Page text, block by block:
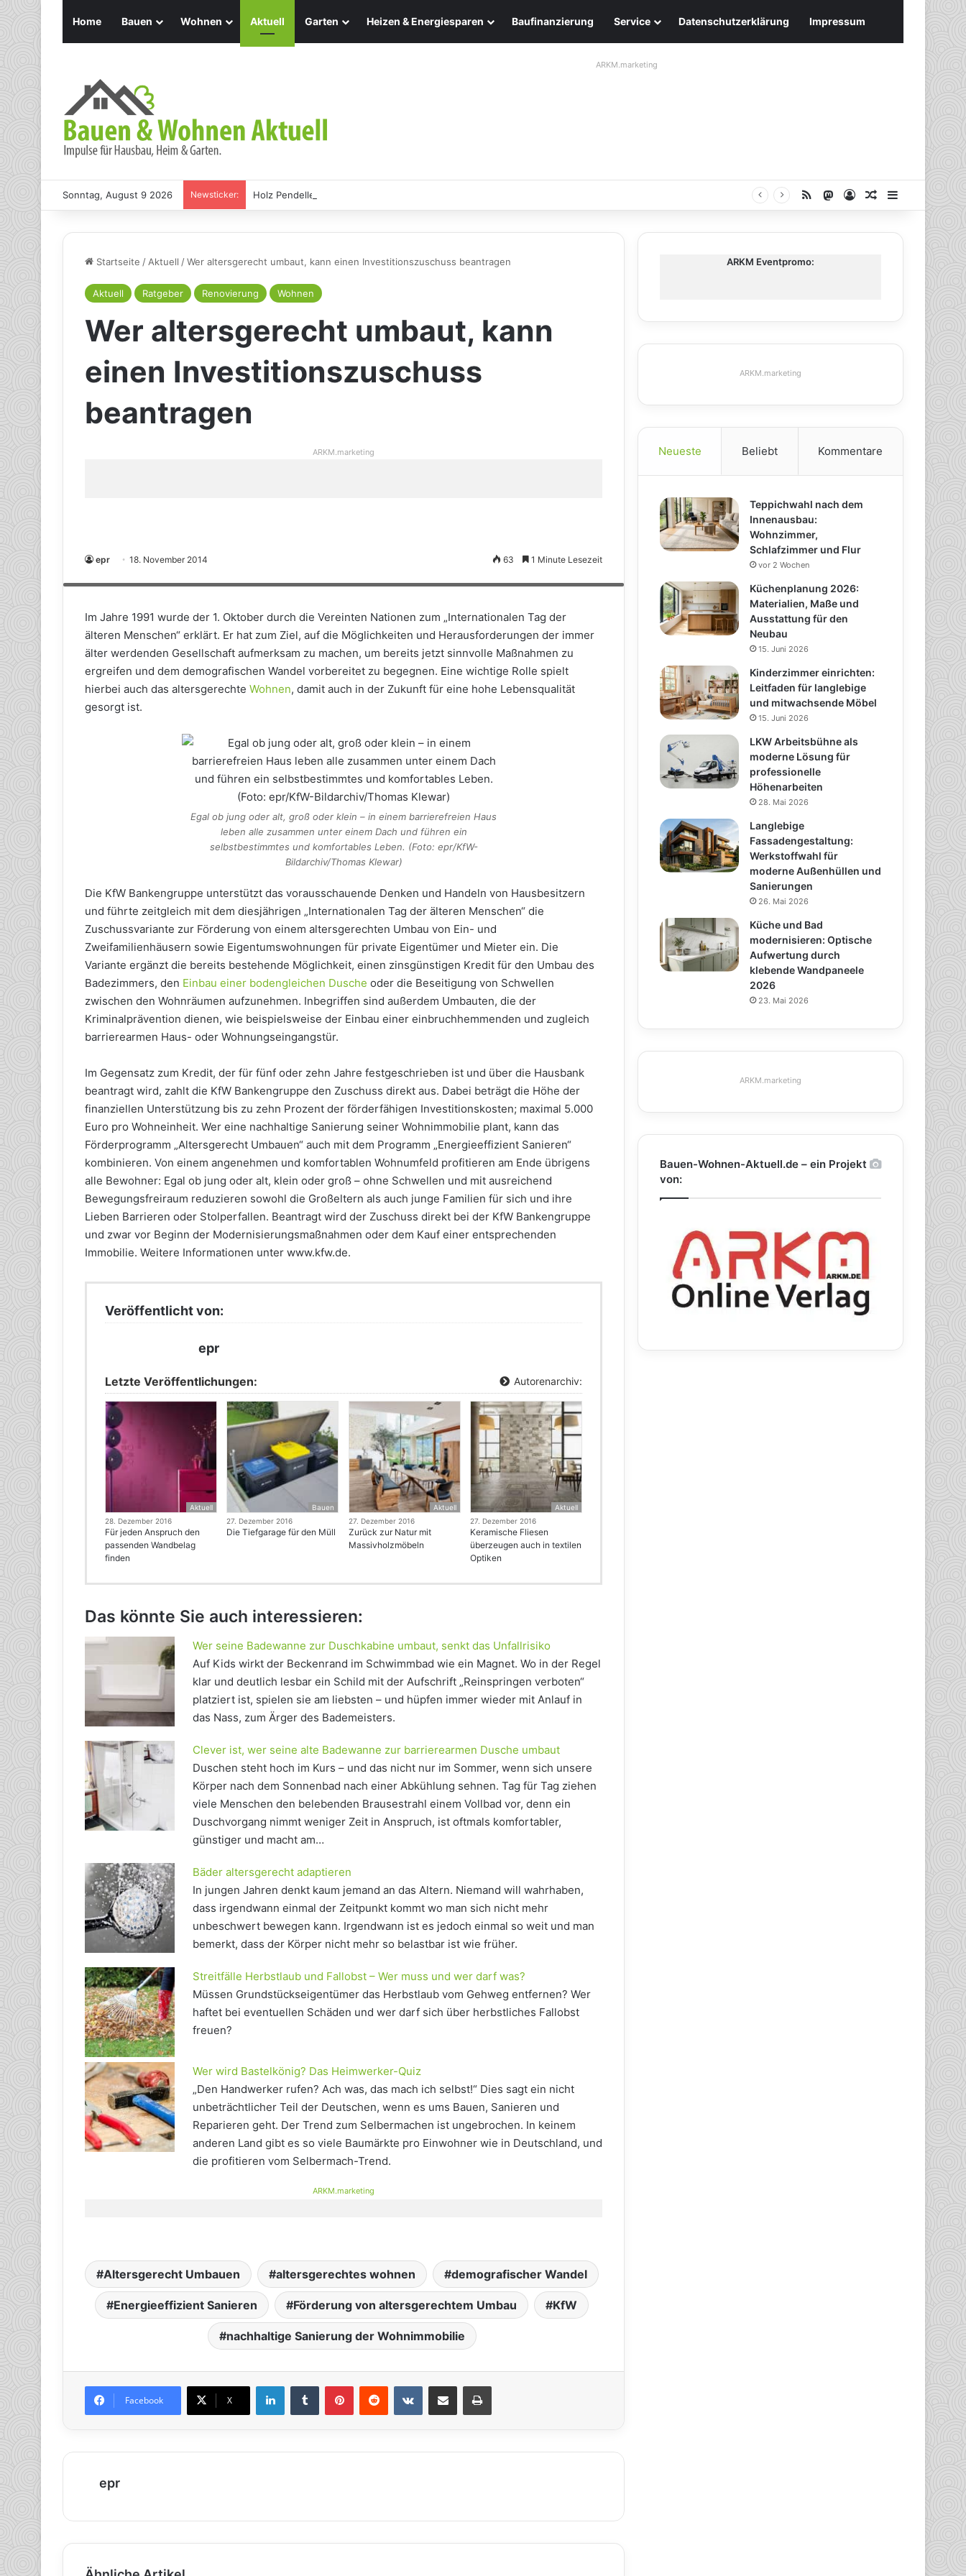
Home Bauen Wohnen Aktuell Garten Heizen & Energiesparen Baufinanzierung Service Datenschutzerklärung Impressum
ARKM.marketing
Sonntag, August 9 2026 Newsticker: Holz Pendelleuchten: Eleganz und Nachhaltigkeit für Ihr Zuhause RSS Mastodon
AnmeldenZufälliger
Startseite /Aktuell /Wer altersgerecht umbaut, kann einen Investitionszuschuss beantragen
Aktuell Ratgeber Renovierung Wohnen
Wer altersgerecht umbaut, kann
einen Investitionszuschuss
beantragen
ARKM.marketing
epr 18. November 2014 63 1 Minute Lesezeit
Egal ob jung oder alt, groß oder klein – in einem barrierefreien Haus leben alle zusammen unter einem Dach und führen ein
Im Jahre 1991 wurde der 1. Oktober durch die Vereinten Nationen zum „Internationalen Tag der
älteren Menschen“ erklärt. Er hat zum Ziel, auf die Möglichkeiten und Herausforderungen der immer
älter werdenden Gesellschaft aufmerksam zu machen, um bereits jetzt sinnvolle Maßnahmen zu
ergreifen und dem demografischen Wandel vorbereitet zu begegnen. Eine wichtige Rolle spielt
hierbei auch das altersgerechte Wohnen, damit auch in der Zukunft für eine hohe Lebensqualität
gesorgt ist.
Egal ob jung oder alt, groß oder klein – in einem barrierefreien Haus
leben alle zusammen unter einem Dach und führen ein
selbstbestimmtes und komfortables Leben. (Foto: epr/KfW-
Bildarchiv/Thomas Klewar)
Die KfW Bankengruppe unterstützt das vorausschauende Denken und Handeln von Hausbesitzern
und führte zeitgleich mit dem diesjährigen „Internationalen Tag der älteren Menschen“ die
Zuschussvariante zur Förderung von einem altersgerechten Umbau von Ein- und
Zweifamilienhäusern sowie Eigentumswohnungen für private Eigentümer und Mieter ein. Die
Variante ergänzt die bereits bestehende Möglichkeit, einen zinsgünstigen Kredit für den Umbau des
Badezimmers, den Einbau einer bodengleichen Dusche oder die Beseitigung von Schwellen
zwischen den Wohnräumen aufzunehmen. Inbegriffen sind außerdem Umbauten, die der
Kriminalprävention dienen, wie beispielsweise der Einbau einer einbruchhemmenden und zugleich
barrierearmen Haus- oder Wohnungseingangstür.
Im Gegensatz zum Kredit, der für fünf oder zehn Jahre festgeschrieben ist und über die Hausbank
beantragt wird, zahlt die KfW Bankengruppe den Zuschuss direkt aus. Dabei beträgt die Höhe der
finanziellen Unterstützung bis zu zehn Prozent der förderfähigen Investitionskosten; maximal 5.000
Euro pro Wohneinheit. Wer eine nachhaltige Sanierung seiner Wohnimmobilie plant, kann das
Förderprogramm „Altersgerecht Umbauen“ auch mit dem Programm „Energieeffizient Sanieren“
kombinieren. Von einem angenehmen und komfortablen Wohnumfeld profitieren am Ende übrigens
alle Bewohner: Egal ob jung oder alt, klein oder groß – ohne Schwellen und mit ausreichend
Bewegungsfreiraum reduzieren sowohl die Großeltern als auch junge Familien für sich und ihre
Lieben Barrieren oder Stolperfallen. Beantragt wird der Zuschuss direkt bei der KfW Bankengruppe
und zwar vor Beginn der Modernisierungsmaßnahmen oder dem Kauf einer entsprechenden
Immobilie. Weitere Informationen unter www.kfw.de.
Veröffentlicht von:
epr
Letzte Veröffentlichungen: Autorenarchiv:
Aktuell
28. Dezember 2016
Für jeden Anspruch den
passenden Wandbelag
finden
Bauen
27. Dezember 2016
Die Tiefgarage für den Müll
Aktuell
27. Dezember 2016
Zurück zur Natur mit
Massivholzmöbeln
Aktuell
27. Dezember 2016
Keramische Fliesen
überzeugen auch in textilen
Optiken
Das könnte Sie auch interessieren:
Wer seine Badewanne zur Duschkabine umbaut, senkt das Unfallrisiko
Auf Kids wirkt der Beckenrand im Schwimmbad wie ein Magnet. Wo in der Regel
klar und deutlich lesbar ein Schild mit der Aufschrift „Reinspringen verboten“
platziert ist, spielen sie am liebsten – und hüpfen immer wieder mit Anlauf in
das Nass, zum Ärger des Bademeisters.
Clever ist, wer seine alte Badewanne zur barrierearmen Dusche umbaut
Duschen steht hoch im Kurs – und das nicht nur im Sommer, wenn sich unsere
Körper nach dem Sonnenbad nach einer Abkühlung sehnen. Tag für Tag ziehen
viele Menschen den belebenden Brausestrahl einem Vollbad vor, denn ein
Duschvorgang nimmt weniger Zeit in Anspruch, ist oftmals komfortabler,
günstiger und macht am…
Bäder altersgerecht adaptieren
In jungen Jahren denkt kaum jemand an das Altern. Niemand will wahrhaben,
dass irgendwann einmal der Zeitpunkt kommt wo man sich nicht mehr
unbeschwert bewegen kann. Irgendwann ist es jedoch einmal so weit und man
bemerkt, dass der Körper nicht mehr so belastbar ist wie früher.
Streitfälle Herbstlaub und Fallobst – Wer muss und wer darf was?
Müssen Grundstückseigentümer das Herbstlaub vom Gehweg entfernen? Wer
haftet bei eventuellen Schäden und wer darf sich über herbstliches Fallobst
freuen?
Wer wird Bastelkönig? Das Heimwerker-Quiz
„Den Handwerker rufen? Ach was, das mach ich selbst!“ Dies sagt ein nicht
unbeträchtlicher Teil der Deutschen, wenn es ums Bauen, Sanieren und
Reparieren geht. Der Trend zum Selbermachen ist ungebrochen. In keinem
anderen Land gibt es so viele Baumärkte pro Einwohner wie in Deutschland, und
die profitieren vom Selbermach-Trend.
ARKM.marketing
Altersgerecht Umbauen altersgerechtes wohnen demografischer Wandel
Energieeffizient Sanieren Förderung von altersgerechtem Umbau KfW
nachhaltige Sanierung der Wohnimmobilie
Facebook X
epr
ARKM Eventpromo:
ARKM.marketing
Neueste Beliebt Kommentare
Teppichwahl nach dem
Innenausbau:
Wohnzimmer,
Schlafzimmer und Flur
vor 2 Wochen
Küchenplanung 2026:
Materialien, Maße und
Ausstattung für den
Neubau
15. Juni 2026
Kinderzimmer einrichten:
Leitfaden für langlebige
und mitwachsende Möbel
15. Juni 2026
LKW Arbeitsbühne als
moderne Lösung für
professionelle
Höhenarbeiten
28. Mai 2026
Langlebige
Fassadengestaltung:
Werkstoffwahl für
moderne Außenhüllen und
Sanierungen
26. Mai 2026
Küche und Bad
modernisieren: Optische
Aufwertung durch
klebende Wandpaneele
2026
23. Mai 2026
ARKM.marketing
Bauen-Wohnen-Aktuell.de – ein Projekt
von: